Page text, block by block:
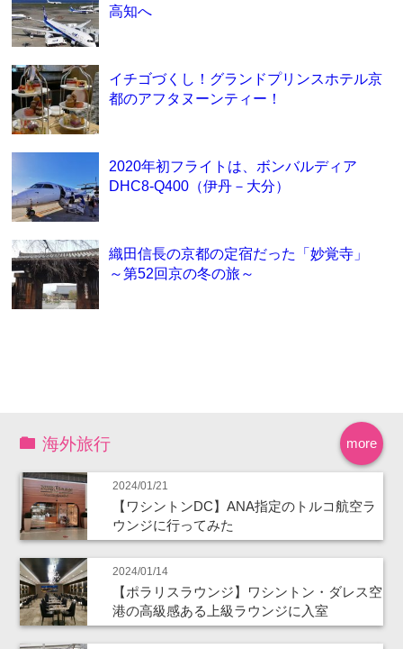
高知へ
イチゴづくし！グランドプリンスホテル京
都のアフタヌーンティー！
2020年初フライトは、ボンバルディア
DHC8-Q400（伊丹－大分）
織田信長の京都の定宿だった「妙覚寺」
～第52回京の冬の旅～
more
海外旅行
2024/01/21
【ワシントンDC】ANA指定のトルコ航空ラ
ウンジに行ってみた
2024/01/14
【ポラリスラウンジ】ワシントン・ダレス空
港の高級感ある上級ラウンジに入室